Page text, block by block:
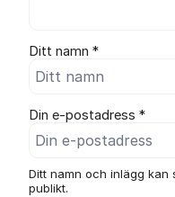
Ditt namn *
Din e-postadress *
Ditt namn och inlägg kan
publikt.